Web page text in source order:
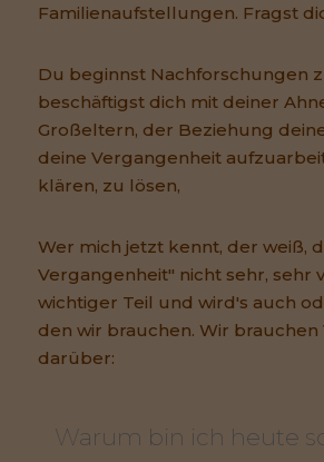
Familienaufstellungen. Fragst
Du beginnst Nachforschungen
beschäftigst dich mit deiner
Großeltern, der Beziehung
deine Vergangenheit
klären, zu lösen,
Wer mich jetzt kennt, der weiß,
Vergangenheit" nicht sehr, sehr
wichtiger Teil und wird's auch
den wir brauchen. Wir
darüber:
Warum bin ich heute